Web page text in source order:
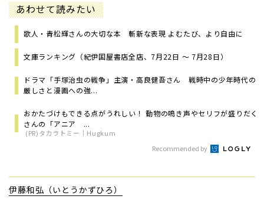
あわせて読みたい
歌人・青松輝さんの大切な本 斬新な表現 よむたび、より自由に
文庫ランキング（紀伊国屋書店全店、7月22日 ～ 7月28日）
ドラマ「手塚治虫の戦争」主演・高良健吾さん 戦時中の少年時代の
厳しさと漫画への強...
おかたづけもできる点がうれしい！ 動物の鳴き声やセリフが盛りだく
さんの「アニア ...
(PR)タカラトミー｜Hugkum
Recommended by
伊藤和弘（いとうかずひろ）